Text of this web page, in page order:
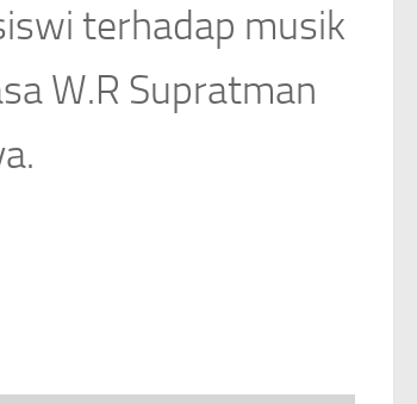
terhadap musik
W.R Supratman